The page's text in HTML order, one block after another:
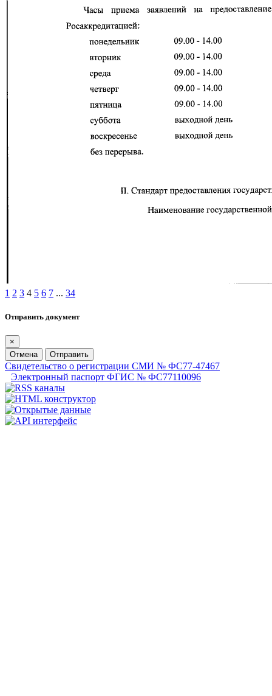
1 2 3 4 5 6 7 ... 34
Отправить документ
×
Отмена
Отправить
Свидетельство о регистрации СМИ № ФС77-47467
Электронный паспорт ФГИС № ФС77110096